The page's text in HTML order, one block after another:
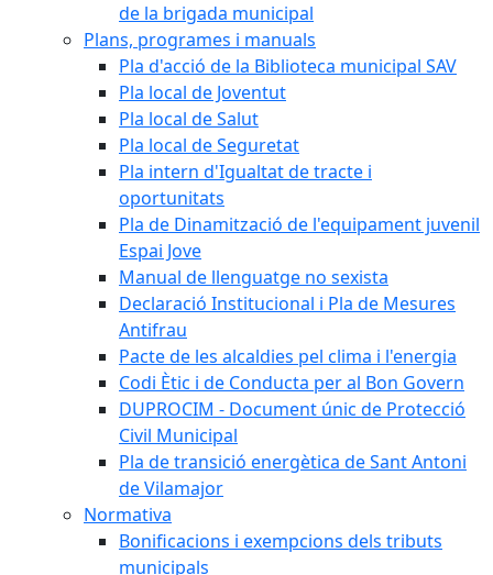
de la brigada municipal
Plans, programes i manuals
Pla d'acció de la Biblioteca municipal SAV
Pla local de Joventut
Pla local de Salut
Pla local de Seguretat
Pla intern d'Igualtat de tracte i
oportunitats
Pla de Dinamització de l'equipament juvenil
Espai Jove
Manual de llenguatge no sexista
Declaració Institucional i Pla de Mesures
Antifrau
Pacte de les alcaldies pel clima i l'energia
Codi Ètic i de Conducta per al Bon Govern
DUPROCIM - Document únic de Protecció
Civil Municipal
Pla de transició energètica de Sant Antoni
de Vilamajor
Normativa
Bonificacions i exempcions dels tributs
municipals